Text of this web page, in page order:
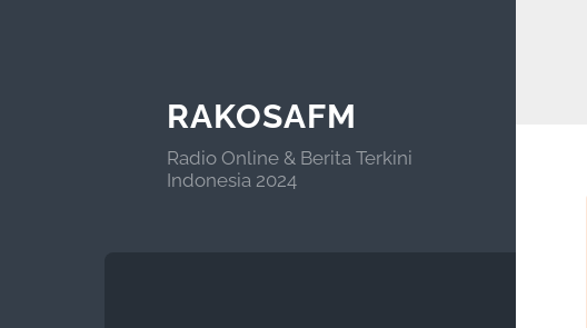
RAKOSAFM
Radio Online & Berita Terkini
Indonesia 2024